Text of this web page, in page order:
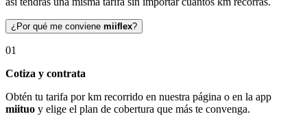
¿Por qué me conviene miiflex?
01
Cotiza y contrata
Obtén tu tarifa por km recorrido en nuestra página o en la app
miituo y elige el plan de cobertura que más te convenga.